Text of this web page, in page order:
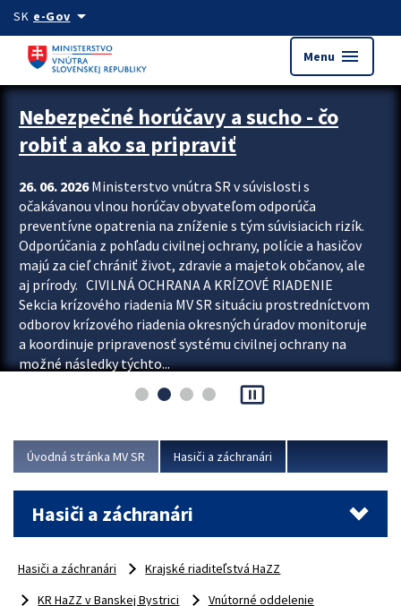
Preskocit na hlavný obsah
SK e-Govarrow_drop_down
Menu menu
Zastavit automatický posun upútavok
Nebezpečné horúčavy a sucho - čo
robiť a ako sa pripraviť
26. 06. 2026Ministerstvo vnútra SR v súvislosti s
očakávanou vlnou horúčav obyvateľom odporúča
preventívne opatrenia na zníženie s tým súvisiacich rizík.
Odporúčania z pohľadu civilnej ochrany, polície a hasičov
majú za cieľ chrániť život, zdravie a majetok občanov, ale
aj prírody. CIVILNÁ OCHRANA A KRÍZOVÉ RIADENIE
Sekcia krízového riadenia MV SR situáciu prostredníctvom
odborov krízového riadenia okresných úradov monitoruje
a koordinuje pripravenosť systému civilnej ochrany na
možné následky týchto...
pause_presentation
Úvodná stránka MV SR Hasiči a záchranári
Hasiči a záchranári
Hasiči a záchranári
Krajské riaditeľstvá HaZZ
KR HaZZ v Banskej Bystrici
Vnútorné oddelenie